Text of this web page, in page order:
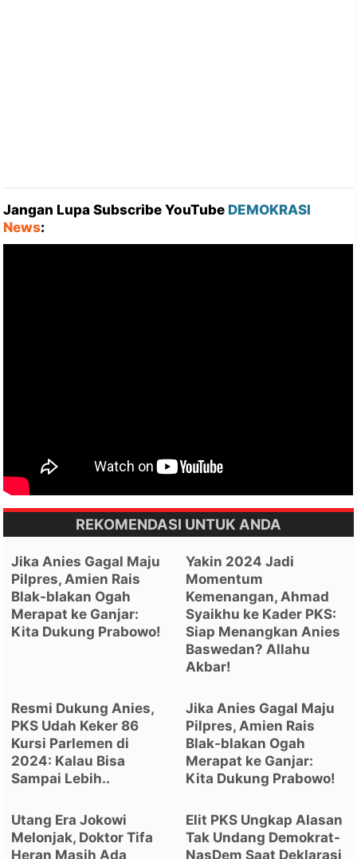
Jangan Lupa Subscribe YouTube DEMOKRASI
News:
REKOMENDASI UNTUK ANDA
Jika Anies Gagal Maju
Pilpres, Amien Rais
Blak-blakan Ogah
Merapat ke Ganjar:
Kita Dukung Prabowo!
Yakin 2024 Jadi
Momentum
Kemenangan, Ahmad
Syaikhu ke Kader PKS:
Siap Menangkan Anies
Baswedan? Allahu
Akbar!
Resmi Dukung Anies,
PKS Udah Keker 86
Kursi Parlemen di
2024: Kalau Bisa
Sampai Lebih..
Jika Anies Gagal Maju
Pilpres, Amien Rais
Blak-blakan Ogah
Merapat ke Ganjar:
Kita Dukung Prabowo!
Utang Era Jokowi
Melonjak, Doktor Tifa
Heran Masih Ada
Elit PKS Ungkap Alasan
Tak Undang Demokrat-
NasDem Saat Deklarasi